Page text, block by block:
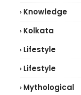
Knowledge
Kolkata
Lifestyle
Lifestyle
Mythological